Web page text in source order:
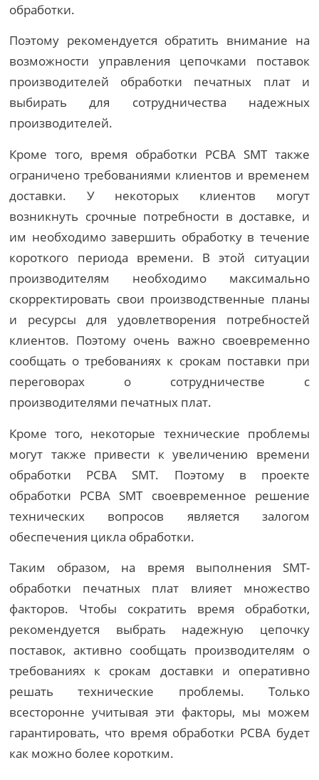
обработки.
Поэтому рекомендуется обратить внимание на
возможности управления цепочками поставок
производителей обработки печатных плат и
выбирать для сотрудничества надежных
производителей.
Кроме того, время обработки PCBA SMT также
ограничено требованиями клиентов и временем
доставки. У некоторых клиентов могут
возникнуть срочные потребности в доставке, и
им необходимо завершить обработку в течение
короткого периода времени. В этой ситуации
производителям необходимо максимально
скорректировать свои производственные планы
и ресурсы для удовлетворения потребностей
клиентов. Поэтому очень важно своевременно
сообщать о требованиях к срокам поставки при
переговорах о сотрудничестве с
производителями печатных плат.
Кроме того, некоторые технические проблемы
могут также привести к увеличению времени
обработки PCBA SMT. Поэтому в проекте
обработки PCBA SMT своевременное решение
технических вопросов является залогом
обеспечения цикла обработки.
Таким образом, на время выполнения SMT-
обработки печатных плат влияет множество
факторов. Чтобы сократить время обработки,
рекомендуется выбрать надежную цепочку
поставок, активно сообщать производителям о
требованиях к срокам доставки и оперативно
решать технические проблемы. Только
всесторонне учитывая эти факторы, мы можем
гарантировать, что время обработки PCBA будет
как можно более коротким.